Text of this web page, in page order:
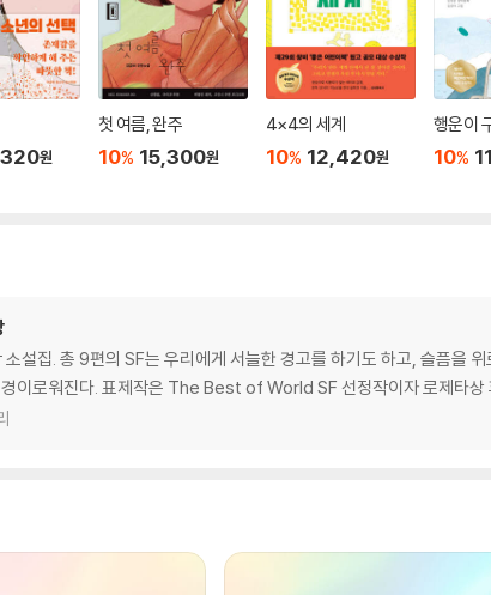
원
첫 여름, 완주
10% 15,300원
4×4의 세계
10% 12,420원
행운이
10%
설집. 총 9편의 SF는 우리에게 서늘한 경고를 하기도 하고, 슬픔을
이로워진다. 표제작은 The Best of World SF 선정작이자 로제타상